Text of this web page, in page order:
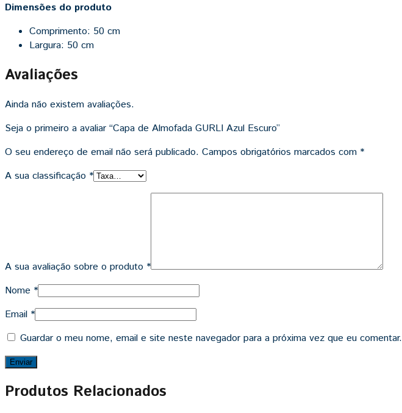
Dimensões do produto
Comprimento: 50 cm
Largura: 50 cm
Avaliações
Ainda não existem avaliações.
Seja o primeiro a avaliar “Capa de Almofada GURLI Azul Escuro”
O seu endereço de email não será publicado. Campos obrigatórios marcados com *
A sua classificação *
A sua avaliação sobre o produto *
Nome *
Email *
Guardar o meu nome, email e site neste navegador para a próxima vez que eu comentar.
Produtos Relacionados